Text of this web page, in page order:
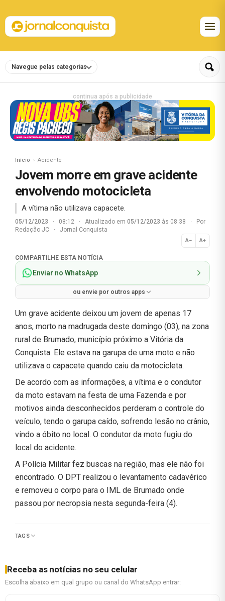
Navegue pelas categorias
continua após a publicidade
Início Acidente
Jovem morre em grave acidente
envolvendo motocicleta
A vítima não utilizava capacete.
05/12/2023 · 08:12 · Atualizado em 05/12/2023 às 08:38 ·
Por
Redação JC
· Jornal Conquista
A− A+
Normal
COMPARTILHE ESTA NOTÍCIA
Enviar no WhatsApp
ou envie por outros apps
Um grave acidente deixou um jovem de apenas 17
anos, morto na madrugada deste domingo (03), na zona
rural de Brumado, município próximo a Vitória da
Conquista. Ele estava na garupa de uma moto e não
utilizava o capacete quando caiu da motocicleta.
De acordo com as informações, a vítima e o condutor
da moto estavam na festa de uma Fazenda e por
motivos ainda desconhecidos perderam o controle do
veículo, tendo o garupa caído, sofrendo lesão no crânio,
vindo a óbito no local. O condutor da moto fugiu do
local do acidente.
A Polícia Militar fez buscas na região, mas ele não foi
encontrado. O DPT realizou o levantamento cadavérico
e removeu o corpo para o IML de Brumado onde
passou por necropsia nesta segunda-feira (4).
TAGS
Receba as notícias no seu celular
Escolha abaixo em qual grupo ou canal do WhatsApp entrar: